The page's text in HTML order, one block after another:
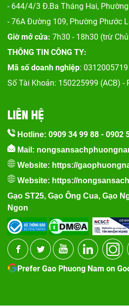
- 644/4/3 Đ.Ba Tháng Hai, Phường
- 76A Đường 109, Phường Phước
Giờ mở cửa: 7h30 - 18h30 (trừ
THÔNG TIN CÔNG TY:
Mã số doanh nghiệp: 0312005719
Số Tài Khoản: 150225999 (ACB) -
LIÊN HỆ
Hotline: 0909 34 99 88 - 0902
Mail:
Website: https://
Website: https://
Gạo ST25, Gạo Ông Cua, Gạo
Ngon
Prefer Gao Phuong Nam on